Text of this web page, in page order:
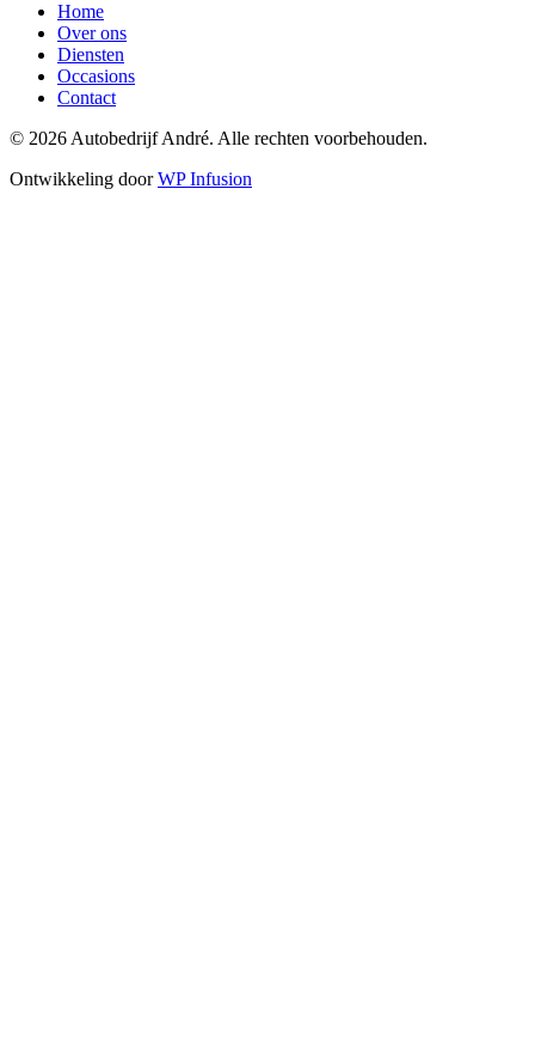
Home
Over ons
Diensten
Occasions
Contact
© 2026 Autobedrijf André. Alle rechten voorbehouden.
Ontwikkeling doorWP Infusion